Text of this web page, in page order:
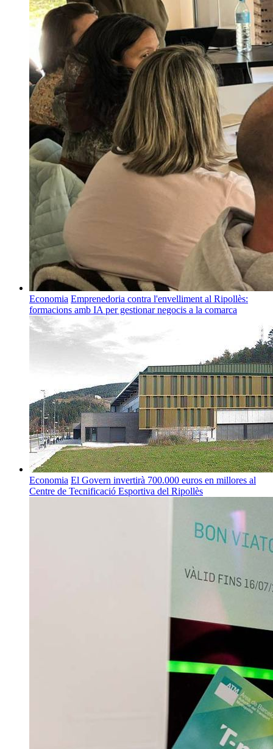
Economia Emprenedoria contra l'envelliment al Ripollès:
formacions amb IA per gestionar negocis a la comarca
Economia El Govern invertirà 700.000 euros en millores al
Centre de Tecnificació Esportiva del Ripollès